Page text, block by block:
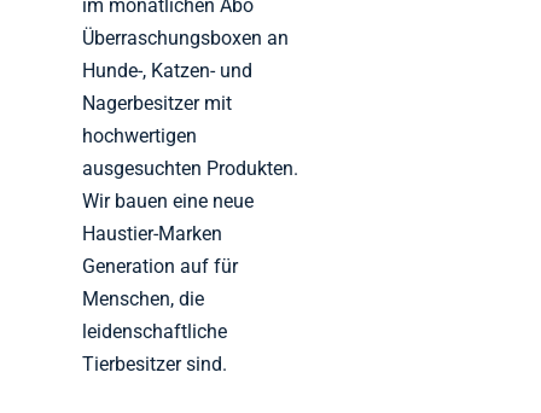
im monatlichen Abo
Überraschungsboxen an
Hunde-, Katzen- und
Nagerbesitzer mit
hochwertigen
ausgesuchten Produkten.
Wir bauen eine neue
Haustier-Marken
Generation auf für
Menschen, die
leidenschaftliche
Tierbesitzer sind.